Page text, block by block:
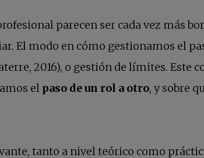
parecen ser cada vez más
El modo en cómo gestionamos el
2016), o gestión de límites. Este
el paso de un rol a otro, y sobre
tanto a nivel teórico como